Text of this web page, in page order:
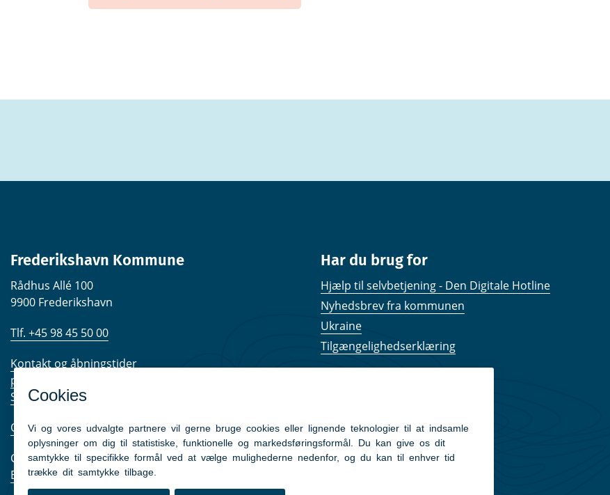
Frederikshavn Kommune
Rådhus Allé 100
9900 Frederikshavn
Tlf. +45 98 45 50 00
Kontakt og åbningstider
post@frederikshavn.dk
Send sikker mail
Om kommunen
CVR nr. 29189498
EAN-numre
Har du brug for
Hjælp til selvbetjening - Den Digitale Hotline
Nyhedsbrev fra kommunen
Ukraine
Tilgængelighedserklæring
Følg os på Facebook
Pressekontakt